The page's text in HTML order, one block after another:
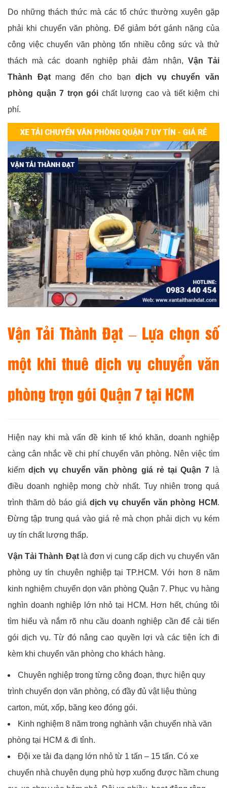
Do những thách thức mà các tổ chức thường xuyên gặp
phải khi chuyển văn phòng. Để giảm bớt gánh nặng của
công việc chuyển văn phòng tốn nhiều công sức và thử
thách mà các doanh nghiệp phải đảm nhận, Vận Tải
Thành Đạtmang đến cho bạndịch vụ chuyển văn
phòng quận 7 trọn gói chất lượng cao và tiết kiệm chi
phí.
Vận Tải Thành Đạt – Lựa chọn số
một khi thuê dịch vụ chuyển văn
phòng trọn gói Quận 7 tại HCM
Hiện nay khi mà vấn đề kinh tế khó khăn, doanh nghiệp
càng cân nhắc về chi phí chuyển văn phòng. Nên việc tìm
kiếmdịch vụ chuyển văn phòng giá rẻ tại Quận 7là
điều doanh nghiệp mong chờ nhất. Tuy nhiên trong quá
trình thăm dò báo giá dịch vụ chuyển văn phòng HCM.
Đừng tập trung quá vào giá rẻ mà chọn phải dịch vụ kém
uy tín chất lượng thấp.
Vận Tải Thành Đạtlà đơn vị cung cấp dịch vụ chuyển văn
phòng uy tín chuyên nghiệp tại TP.HCM. Với hơn 8 năm
kinh nghiệm chuyển dọn văn phòng Quận 7. Phục vụ hàng
nghìn doanh nghiệp lớn nhỏ tại HCM. Hơn hết, chúng tôi
tìm hiểu và nắm rõ nhu cầu doanh nghiệp cần để cải tiến
gói dịch vụ. Từ đó nâng cao quyền lợi và các tiện ích đi
kèm khi chuyển văn phòng cho khách hàng.
Chuyên nghiệp trong từng công đoạn, thực hiện quy
trình chuyển dọn văn phòng, có đầy đủ vật liệu thùng
carton, mút, xốp, băng keo đóng gói.
Kinh nghiệm 8 năm trong nghành vận chuyển nhà văn
phòng tại HCM & đi tỉnh.
Đội xe tải đa dạng lớn nhỏ từ 1 tấn – 15 tấn. Có xe
chuyển nhà chuyên dụng phù hợp xuống được hầm chung